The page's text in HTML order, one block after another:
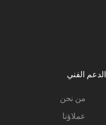
الدعم الفني
من نحن
عملاؤنا